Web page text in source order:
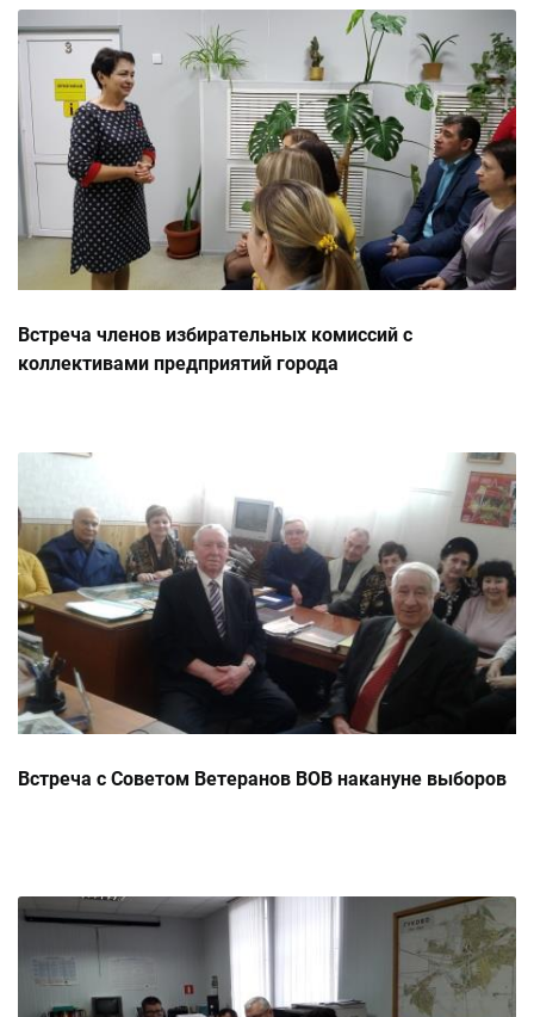
Встреча членов избирательных комиссий с
коллективами предприятий города
Встреча с Советом Ветеранов ВОВ накануне выборов